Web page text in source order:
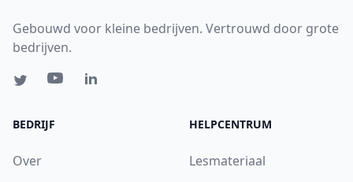
Gebouwd voor kleine bedrijven. Vertrouwd door grote
bedrijven.
BEDRIJF
Over
HELPCENTRUM
Lesmateriaal